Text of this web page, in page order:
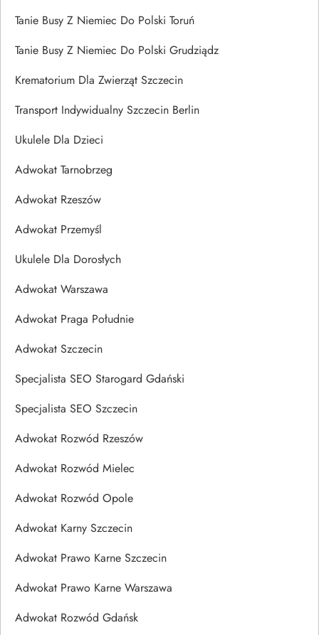
Tanie Busy Z Niemiec Do Polski Toruń
Tanie Busy Z Niemiec Do Polski Grudziądz
Krematorium Dla Zwierząt Szczecin
Transport Indywidualny Szczecin Berlin
Ukulele Dla Dzieci
Adwokat Tarnobrzeg
Adwokat Rzeszów
Adwokat Przemyśl
Ukulele Dla Dorosłych
Adwokat Warszawa
Adwokat Praga Południe
Adwokat Szczecin
Specjalista SEO Starogard Gdański
Specjalista SEO Szczecin
Adwokat Rozwód Rzeszów
Adwokat Rozwód Mielec
Adwokat Rozwód Opole
Adwokat Karny Szczecin
Adwokat Prawo Karne Szczecin
Adwokat Prawo Karne Warszawa
Adwokat Rozwód Gdańsk